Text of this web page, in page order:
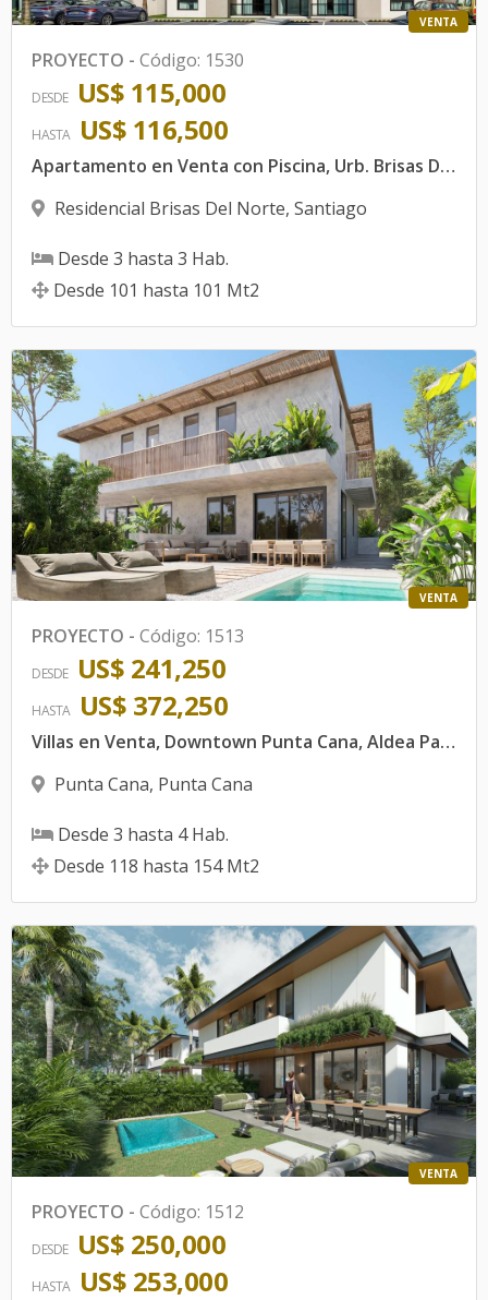
VENTA
PROYECTO - Código: 1530
DESDE US$ 115,000
HASTA US$ 116,500
Apartamento en Venta con Piscina, Urb. Brisas Del Norte, Santiago.
Residencial Brisas Del Norte, Santiago
Desde 3 hasta 3 Hab.
Desde 101 hasta 101 Mt2
VENTA
PROYECTO - Código: 1513
DESDE US$ 241,250
HASTA US$ 372,250
Villas en Venta, Downtown Punta Cana, Aldea Park.
Punta Cana, Punta Cana
Desde 3 hasta 4Hab.
Desde 118 hasta 154 Mt2
VENTA
PROYECTO - Código: 1512
DESDE US$ 250,000
HASTA US$ 253,000